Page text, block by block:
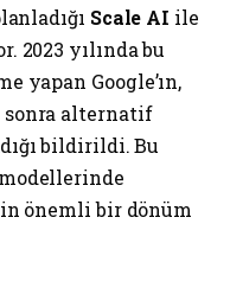
Scale AI ile
2023 yılında bu
yapan Google’ın,
sonra alternatif
bildirildi. Bu
önemli bir dönüm